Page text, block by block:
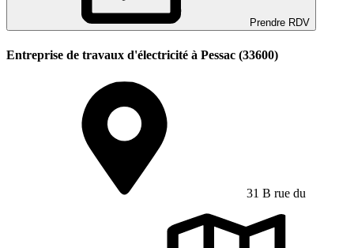
Prendre RDV
Entreprise de travaux d'électricité à Pessac (33600)
31 B rue du